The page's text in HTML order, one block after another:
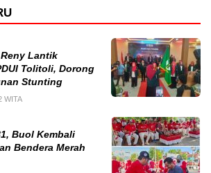
Lantik
Tolitoli, Dorong
Stunting
WITA
Buol Kembali
Bendera Merah